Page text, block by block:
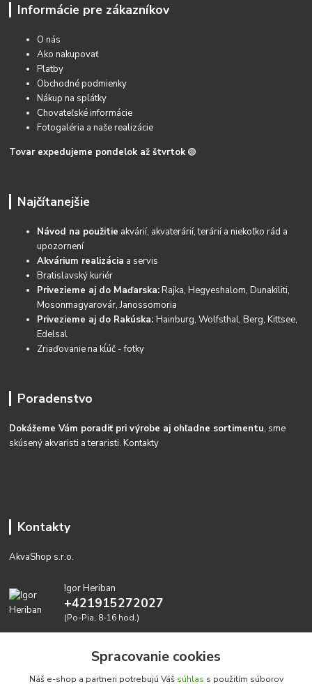
Informácie pre zákazníkov
O nás
Ako nakupovať
Platby
Obchodné podmienky
Nákup na splátky
Chovateľské informácie
Fotogaléria a naše realizácie
Tovar expedujeme pondelok až štvrtok 🟢
Najčítanejšie
Návod na použitie akvárií, akvaterárií, terárií a niekoľko rád a
upozornení
Akvárium realizácia a servis
Bratislavský kuriér
Privezieme aj do Maďarska:Rajka, Hegyeshalom, Dunakiliti,
Mosonmagyarovár, Janossomoria
Privezieme aj do Rakúska:Hainburg, Wolfsthal, Berg, Kittsee,
Edelsal
Zriaďovanie na kĺúč - fotky
Poradenstvo
Dokážeme Vám poradiť pri výrobe aj ohľadne sortimentu, sme
skúsený akvaristi a teraristi.Kontakty
Kontakty
AkvaShop s.r.o.
Igor Heriban
+421915272027
(Po-Pia, 8-16 hod.)
Spracovanie cookies
Náš e-shop a partneri potrebujú Váš súhlas s použitím súborov